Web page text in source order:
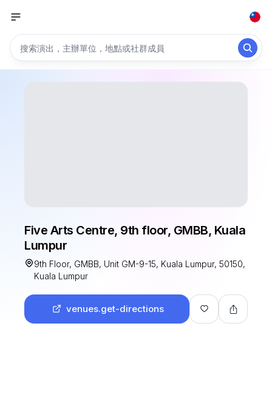
Five Arts Centre, 9th floor, GMBB, Kuala
Lumpur
9th Floor, GMBB, Unit GM-9-15, Kuala Lumpur, 50150,
Kuala Lumpur
venues.get-directions